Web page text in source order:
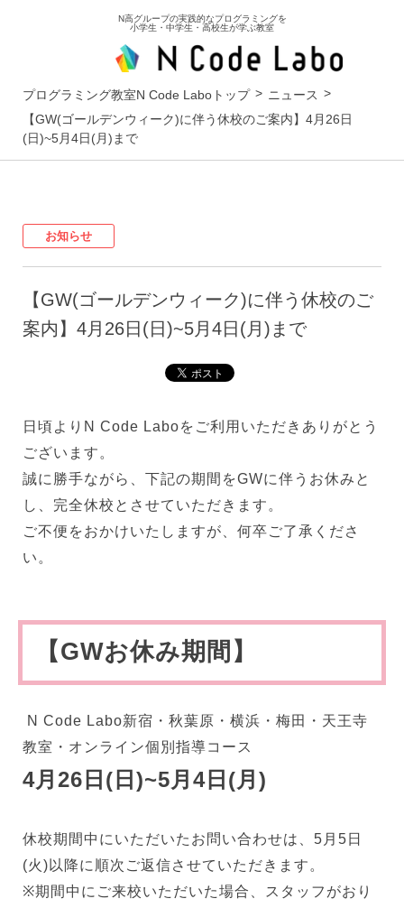
N高グループの実践的なプログラミングを
小学生・中学生・高校生が学ぶ教室
プログラミング教室N Code Laboトップ
ニュース
【GW(ゴールデンウィーク)に伴う休校のご案内】4月26日
(日)~5月4日(月)まで
お知らせ
【GW(ゴールデンウィーク)に伴う休校のご
案内】4月26日(日)~5月4日(月)まで
日頃よりN Code Laboをご利用いただきありがとう
ございます。
誠に勝手ながら、下記の期間をGWに伴うお休みと
し、完全休校とさせていただきます。
ご不便をおかけいたしますが、何卒ご了承くださ
い。
【GWお休み期間】
N Code Labo新宿・秋葉原・横浜・梅田・天王寺
教室・オンライン個別指導コース
4月26日(日)~5月4日(月)
休校期間中にいただいたお問い合わせは、5月5日
(火)以降に順次ご返信させていただきます。
※期間中にご来校いただいた場合、スタッフがおり